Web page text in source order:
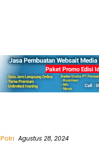
Polri Agustus 28, 2024